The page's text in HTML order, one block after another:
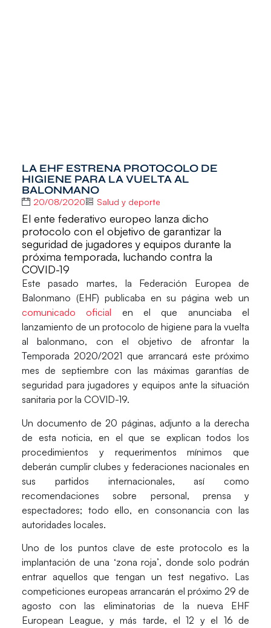
LA EHF ESTRENA PROTOCOLO DE
HIGIENE PARA LA VUELTA AL
BALONMANO
20/08/2020 Salud y deporte
El ente federativo europeo lanza dicho
protocolo con el objetivo de garantizar la
seguridad de jugadores y equipos durante la
próxima temporada, luchando contra la
COVID-19
Este pasado martes, la Federación Europea de
Balonmano (EHF) publicaba en su página web un
comunicado oficial en el que anunciaba el
lanzamiento de un protocolo de higiene para la vuelta
al balonmano, con el objetivo de afrontar la
Temporada 2020/2021 que arrancará este próximo
mes de septiembre con las máximas garantías de
seguridad para jugadores y equipos ante la situación
sanitaria por la COVID-19.
Un documento de 20 páginas, adjunto a la derecha
de esta noticia, en el que se explican todos los
procedimientos y requerimentos mínimos que
deberán cumplir clubes y federaciones nacionales en
sus partidos internacionales, así como
recomendaciones sobre personal, prensa y
espectadores; todo ello, en consonancia con las
autoridades locales.
Uno de los puntos clave de este protocolo es la
implantación de una ‘zona roja’, donde solo podrán
entrar aquellos que tengan un test negativo. Las
competiciones europeas arrancarán el próximo 29 de
agosto con las eliminatorias de la nueva EHF
European League, y más tarde, el 12 y el 16 de